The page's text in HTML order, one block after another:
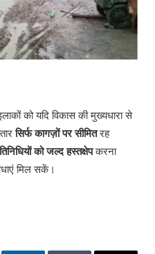
को यदि विकास की मुख्यधारा से
सिर्फ कागज़ों पर सीमितरह
को जल्द हस्तक्षेपकरना
मिल सकें।